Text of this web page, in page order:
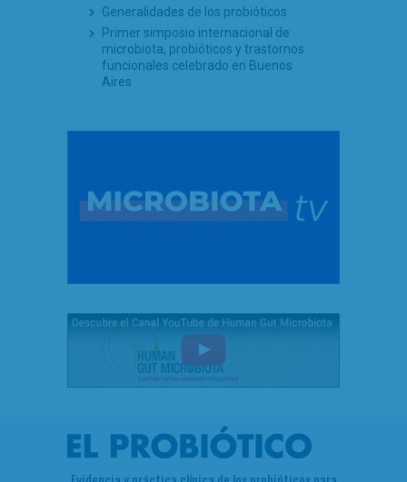
Generalidades de los probióticos
Primer simposio internacional de
microbiota, probióticos y trastornos
funcionales celebrado en Buenos
Aires